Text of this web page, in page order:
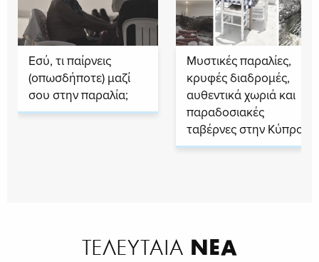
Εσύ, τι παίρνεις
(οπωσδήποτε) μαζί
σου στην παραλία;
Μυστικές παραλίες,
κρυφές διαδρομές,
αυθεντικά χωριά και
παραδοσιακές
ταβέρνες στην Κύπρο
ΤΕΛΕΥΤΑΙΑ ΝΕΑ